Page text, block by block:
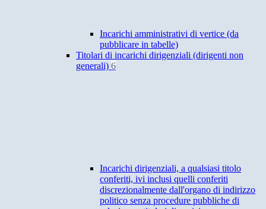
Incarichi amministrativi di vertice (da
pubblicare in tabelle)
Titolari di incarichi dirigenziali (dirigenti non
generali) 6
Incarichi dirigenziali, a qualsiasi titolo
conferiti, ivi inclusi quelli conferiti
discrezionalmente dall'organo di indirizzo
politico senza procedure pubbliche di